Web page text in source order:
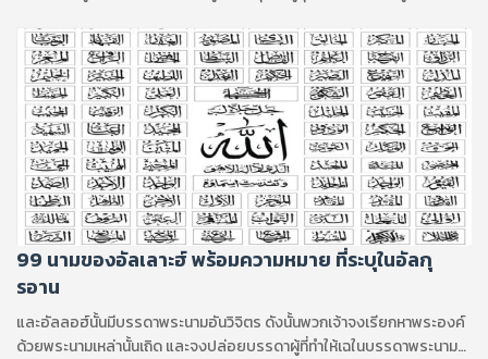
99 นามของอัลเลาะฮ์ พร้อมความหมาย ที่ระบุในอัลกุ
รอาน
และอัลลอฮ์นั้นมีบรรดาพระนามอันวิจิตร ดังนั้นพวกเจ้าจงเรียกหาพระองค์
ด้วยพระนามเหล่านั้นเถิด และจงปล่อยบรรดาผู้ที่ทำให้เฉในบรรดาพระนาม